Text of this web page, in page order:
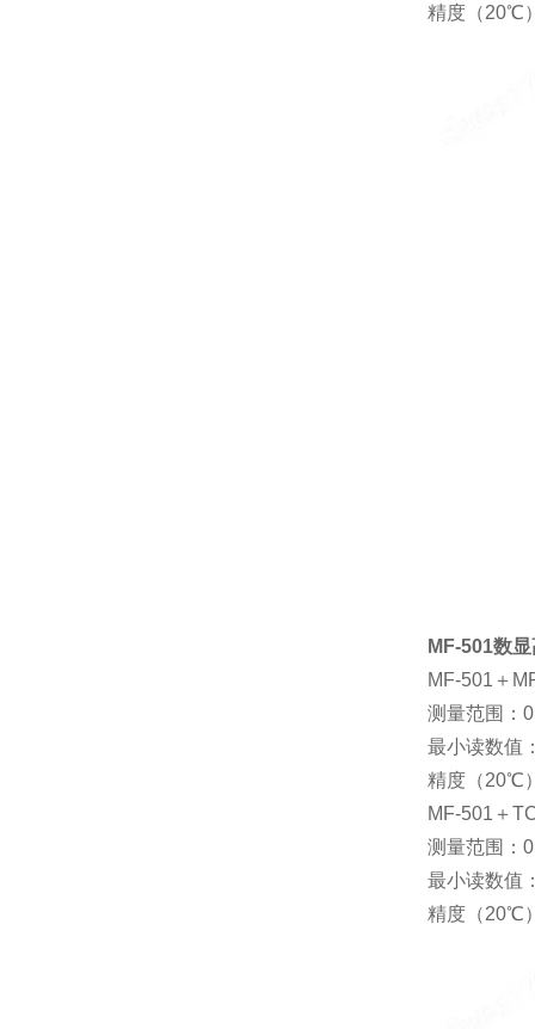
精度（20℃
MF-501数
MF-501＋
测量范围：
最小读数值
精度（20℃
MF-501＋
测量范围：
最小读数值
精度（20℃